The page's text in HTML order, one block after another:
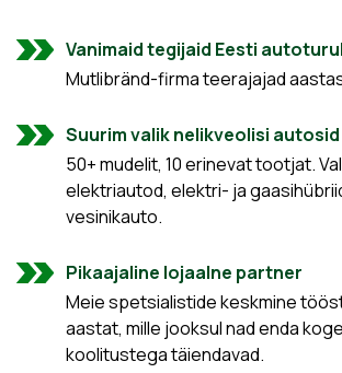
Vanimaid tegijaid Eesti autoturul
Mutlibränd-firma teerajajad
Suurim valik nelikveolisi autosid
50+ mudelit, 10 erinevat tootjat.
elektriautod, elektri- ja
vesinikauto.
Pikaajaline lojaalne partner
Meie spetsialistide keskmine
aastat, mille jooksul nad enda
koolitustega täiendavad.